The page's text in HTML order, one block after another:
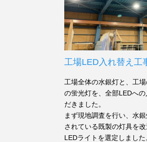
工場LED入れ替え工
工場全体の水銀灯と、工
の蛍光灯を、全部LEDへ
だきました。
まず現地調査を行い、水
されている既製の灯具を
LEDライトを選定しました